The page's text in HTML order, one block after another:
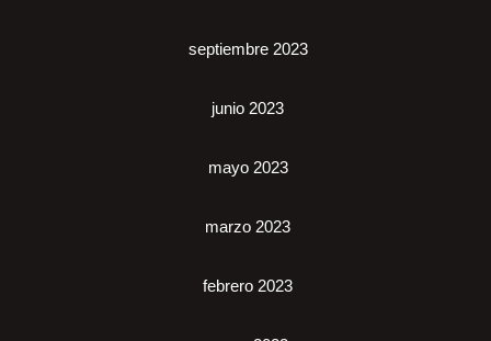
septiembre 2023
junio 2023
mayo 2023
marzo 2023
febrero 2023